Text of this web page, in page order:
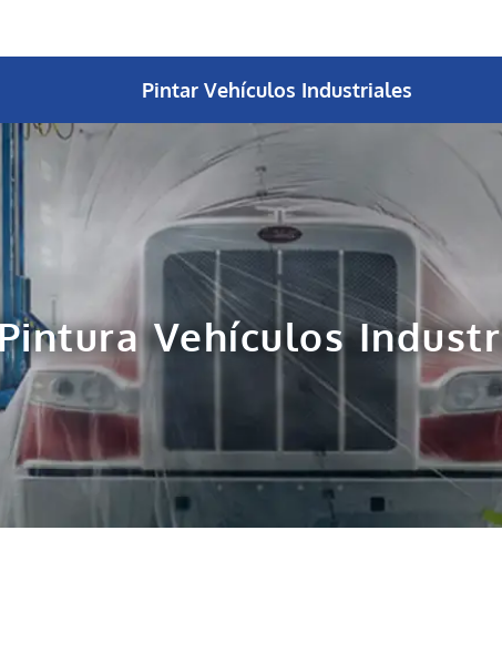
Pintar Vehículos Industriales
Vehículos